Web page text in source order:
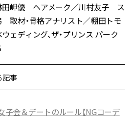
田岬優 ヘアメーク／川村友子 ス
取材・骨格アナリスト／棚田トモ
ディング、ザ・プリンス パーク
記事
子会＆デートのルール【NGコーデ